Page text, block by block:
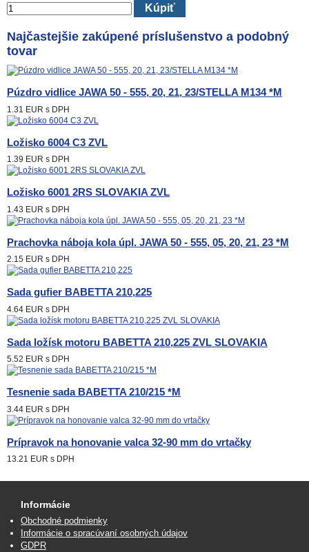
Kúpiť
Najčastejšie zakúpené príslušenstvo a podobný
tovar
Púzdro vidlice JAWA 50 - 555, 20, 21, 23/STELLA M134 *M
1.31 EUR s DPH
Ložisko 6004 C3 ZVL
1.39 EUR s DPH
Ložisko 6001 2RS SLOVAKIA ZVL
1.43 EUR s DPH
Prachovka náboja kola úpl. JAWA 50 - 555, 05, 20, 21, 23 *M
2.15 EUR s DPH
Sada gufier BABETTA 210,225
4.64 EUR s DPH
Sada ložísk motoru BABETTA 210,225 ZVL SLOVAKIA
5.52 EUR s DPH
Tesnenie sada BABETTA 210/215 *M
3.44 EUR s DPH
Prípravok na honovanie valca 32-90 mm do vrtačky
13.21 EUR s DPH
Informácie
Obchodné podmienky
Informácie o spracúvaní osobných údajov
GDPR